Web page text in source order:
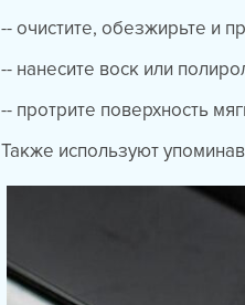
-- очистите, обезжирьте и
-- нанесите воск или
-- протрите поверхность
Также используют